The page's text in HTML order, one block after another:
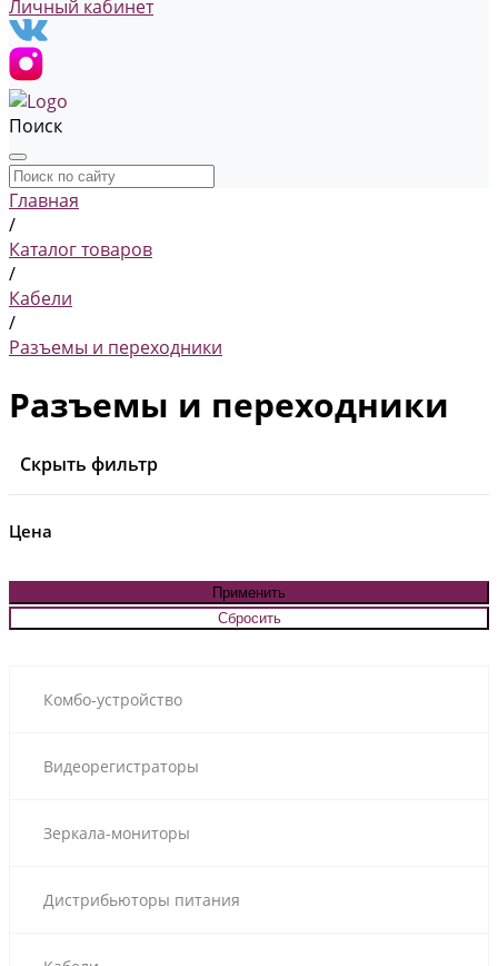
Личный кабинет
Поиск
Главная
/
Каталог товаров
/
Кабели
/
Разъемы и переходники
Разъемы и переходники
Скрыть фильтр
Цена
Комбо-устройство
Видеорегистраторы
Зеркала-мониторы
Дистрибьюторы питания